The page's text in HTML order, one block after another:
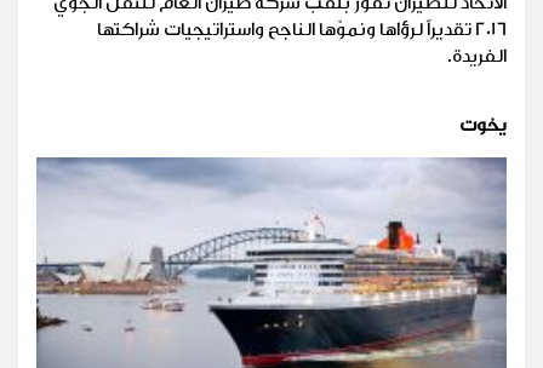
2016 تقديراً لرؤاها ونموّها الناجح واستراتيجيات شراكتها
الفريدة.
يخوت